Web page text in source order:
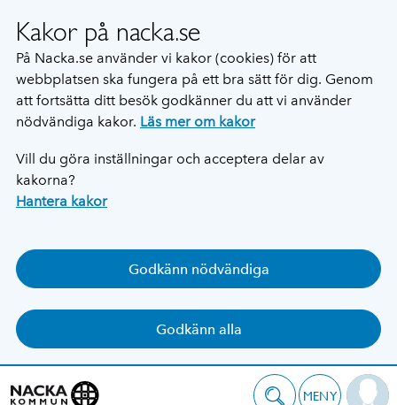
Kakor på nacka.se
På Nacka.se använder vi kakor (cookies) för att
webbplatsen ska fungera på ett bra sätt för dig. Genom
att fortsätta ditt besök godkänner du att vi använder
nödvändiga kakor. Läs mer om kakor
Vill du göra inställningar och acceptera delar av
kakorna?
Hantera kakor
Godkänn nödvändiga
Godkänn alla
MENY